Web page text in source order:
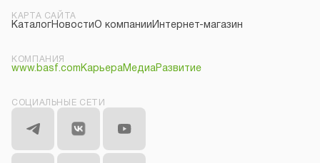
КАРТА САЙТА
КаталогНовостиО компании Интернет-магазин
КОМПАНИЯ
www.basf.com КарьераМедиаРазвитие
СОЦИАЛЬНЫЕ СЕТИ